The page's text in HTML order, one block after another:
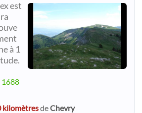
est
à 1
kilomètresdeChevry